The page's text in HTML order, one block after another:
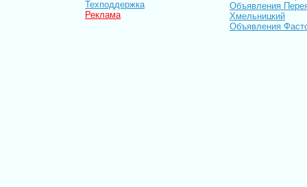
Техподдержка
Реклама
Объявления
Хмельницкий
Объявления